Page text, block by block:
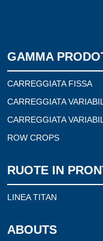
GAMMA
CARREGGIATA FISSA
CARREGGIATA
CARREGGIATA
ROW CROPS
RUOTE IN
LINEA TITAN
ABOUTS